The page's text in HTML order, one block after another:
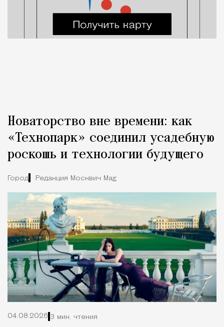
Новаторство вне времени: как
«Технопарк» соединил усадебную
роскошь и технологии будущего
Город Редакция Москвич Mag
04.08.2026 3 мин. чтения